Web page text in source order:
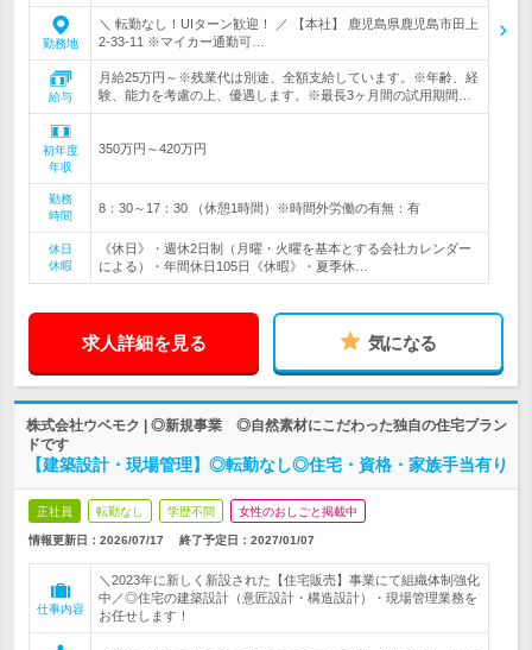
勤務地
＼ 転勤なし！UIターン歓迎！ ／ 【本社】 鹿児島県鹿児島市田上
2-33-11 ※マイカー通勤可…
給与
月給25万円～※残業代は別途、全額支給しています。※年齢、経
験、能力を考慮の上、優遇します。※最長3ヶ月間の試用期間…
初年度
年収
350万円～420万円
勤務
時間
8：30～17：30 （休憩1時間）※時間外労働の有無：有
休日
休暇
《休日》・週休2日制（月曜・火曜を基本とする会社カレンダー
による）・年間休日105日《休暇》・夏季休…
求人詳細を見る 気になる
株式会社ウベモク | ◎新規事業 ◎自然素材にこだわった独自の住宅ブラン
ドです
【建築設計・現場管理】◎転勤なし◎住宅・資格・家族手当有り
正社員 転勤なし 学歴不問 女性のおしごと掲載中
情報更新日：2026/07/17 終了予定日： 2027/01/07
仕事内容
＼2023年に新しく新設された【住宅販売】事業にて組織体制強化
中／◎住宅の建築設計（意匠設計・構造設計）・現場管理業務を
お任せします！